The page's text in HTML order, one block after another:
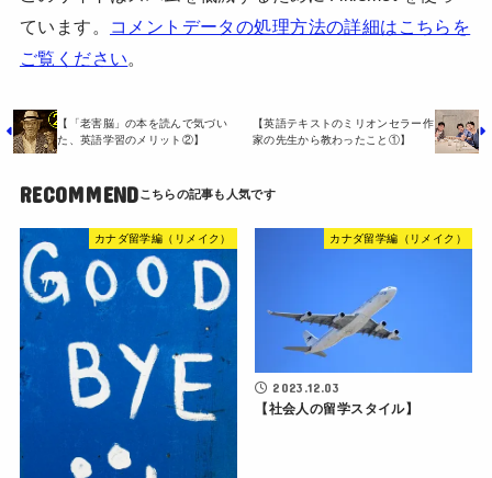
ています。
コメントデータの処理方法の詳細はこちらを
ご覧ください。
【「老害脳」の本を読んで気づい
た、英語学習のメリット②】
【英語テキストのミリオンセラー作
家の先生から教わったこと①】
RECOMMEND
カナダ留学編（リメイク） カナダ留学編（リメイク）
2023.12.03
【社会人の留学スタイル】